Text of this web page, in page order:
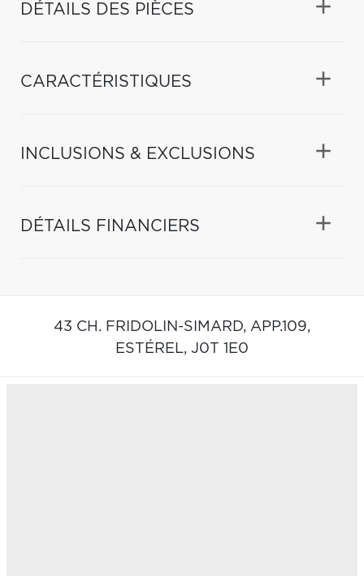
DÉTAILS DES PIÈCES
CARACTÉRISTIQUES
INCLUSIONS & EXCLUSIONS
DÉTAILS FINANCIERS
43 CH. FRIDOLIN-SIMARD, APP.109,
ESTÉREL, J0T 1E0